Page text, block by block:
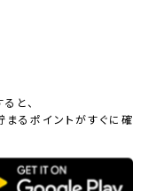
と、
るポイントがすぐに確